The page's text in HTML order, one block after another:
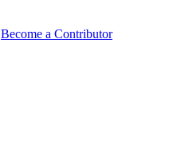
Become a Contributor